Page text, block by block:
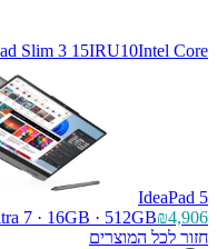
Slim 3 15IRU10Intel Core
IdeaPad 5
7 · 16GB · 512GB₪4,906
חזור לכל המוצרים